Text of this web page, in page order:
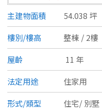
宜蘭縣
桃園市
新竹市
新竹縣
苗栗縣
類型(可複選)
不拘 公寓
別墅 透天厝
農舍 辦公
主建物面積
54.038 坪
樓別/樓高
整棟 / 2樓
屋齡
11 年
法定用途
住家用
形式/類型
住宅/ 別墅